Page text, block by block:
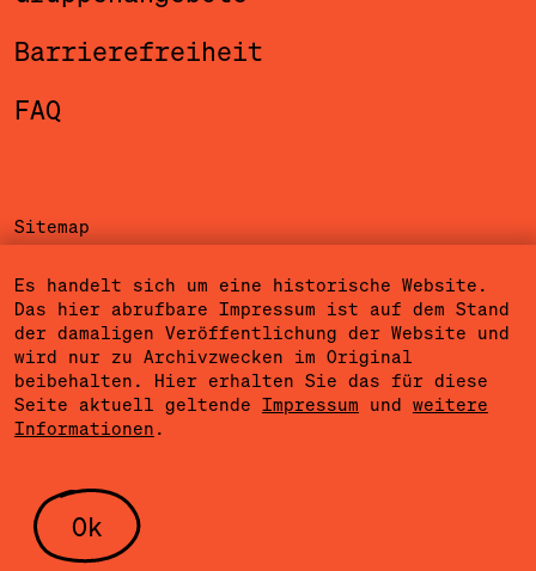
Barrierefreiheit
FAQ
Sitemap
Datenschutzerklärung
Nutzungsbedingungen
Cookieeinstellungen
Presse
Es handelt sich um eine historische Website.
Das hier abrufbare Impressum ist auf dem Stand
der damaligen Veröffentlichung der Website und
wird nur zu Archivzwecken im Original
beibehalten. Hier erhalten Sie das für diese
Seite aktuell geltende Impressum und weitere
Informationen .
Ok